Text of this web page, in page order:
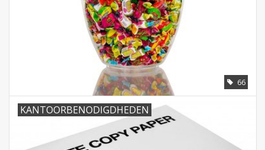
66
KANTOORBENODIGDHEDEN